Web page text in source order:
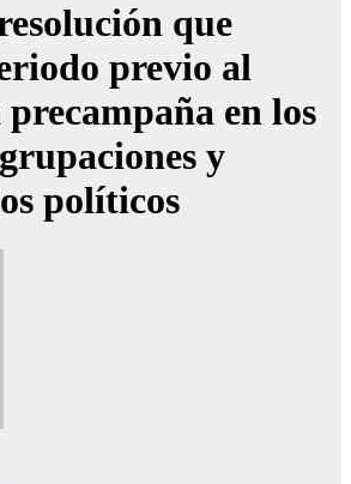
que
previo al
en los
y
políticos